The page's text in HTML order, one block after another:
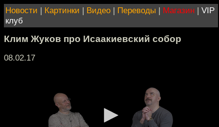
Новости | Картинки | Видео | Переводы | Магазин | VIP
клуб
Клим Жуков про Исаакиевский собор
08.02.17